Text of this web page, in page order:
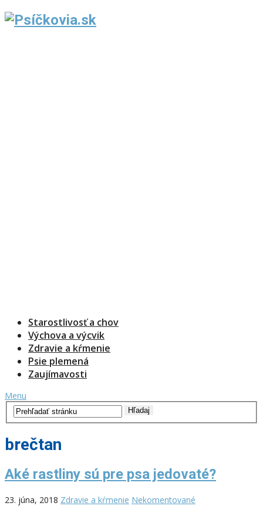
Starostlivosť a chov
Výchova a výcvik
Zdravie a kŕmenie
Psie plemená
Zaujímavosti
Menu
brečtan
Aké rastliny sú pre psa jedovaté?
23. júna, 2018 Zdravie a kŕmenie Nekomentované